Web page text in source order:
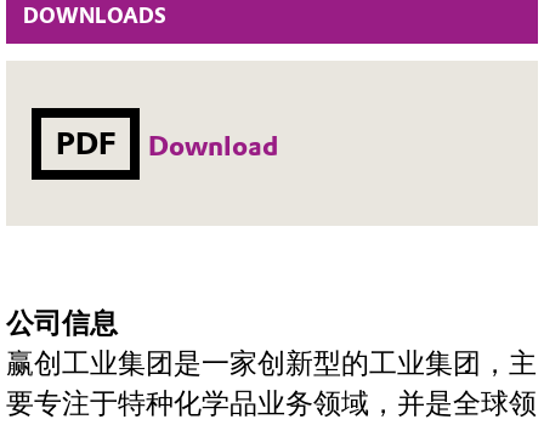
DOWNLOADS
PDF Download
公司信息
赢创工业集团是一家创新型的工业集团，主
要专注于特种化学品业务领域，并是全球领